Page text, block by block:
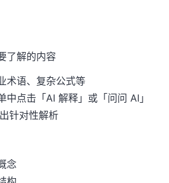
了解的内容
术语、复杂公式等
中点击「AI 解释」或「问问 AI」
针对性解析
念